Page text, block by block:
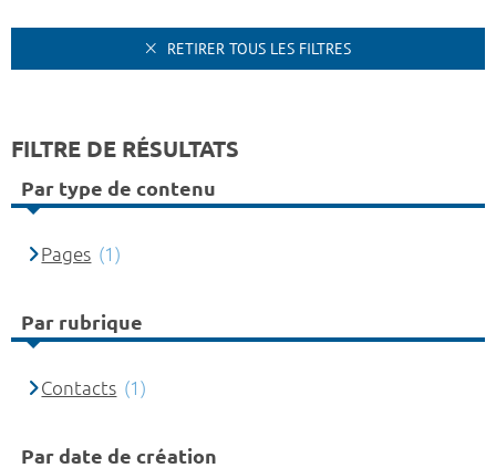
RETIRER TOUS LES FILTRES
FILTRE DE RÉSULTATS
Par type de contenu
Pages (1)
Par rubrique
Contacts (1)
Par date de création